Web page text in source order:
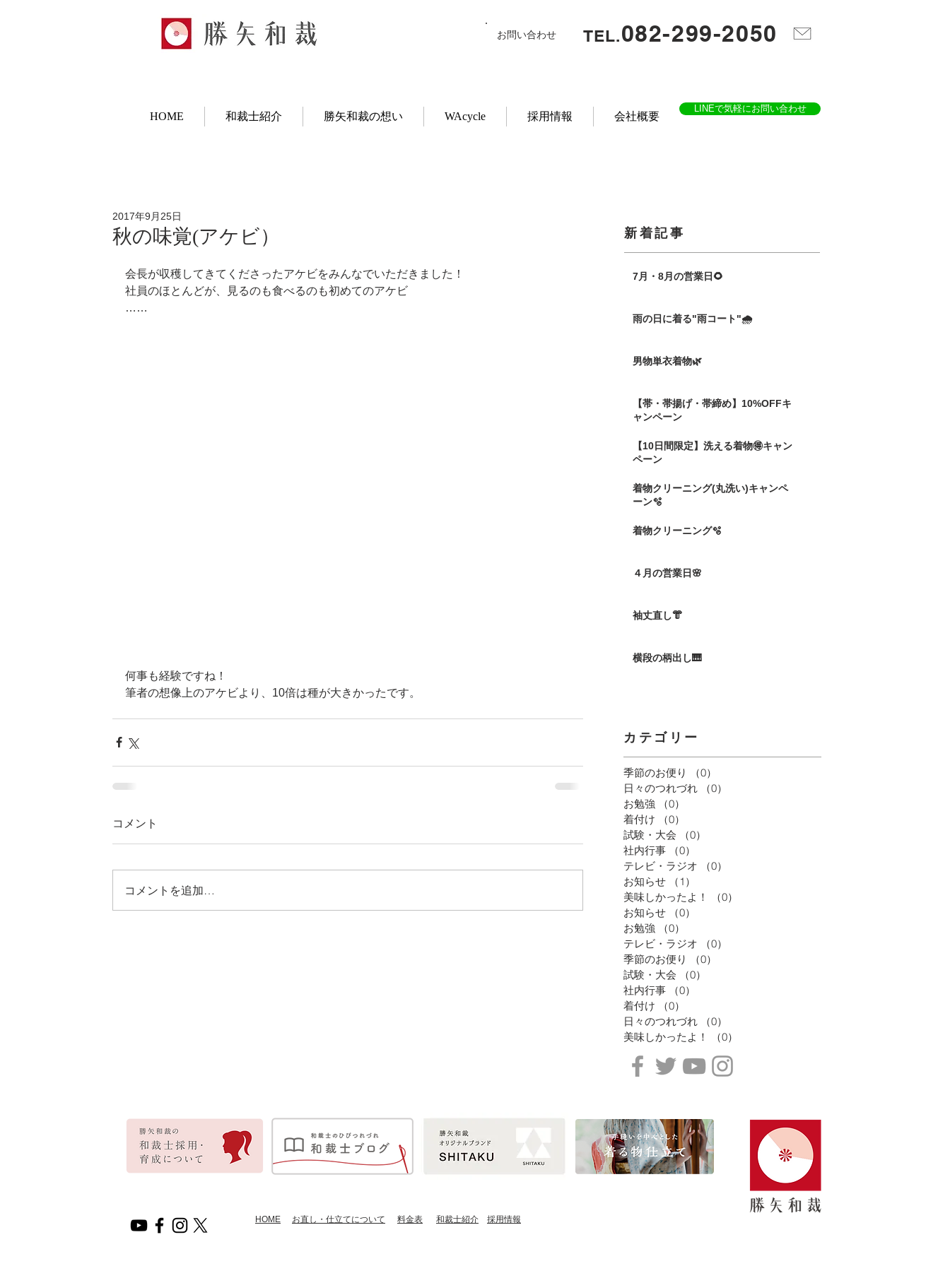
お問い合わせ TEL.082-299-2050
HOME 和裁士紹介 勝矢和裁の想い WAcycle 採用情報 会社概要
LINEで気軽にお問い合わせ
​新着記事
7月・8月の営業日🌻
雨の日に着る"雨コート"🌧️
男物単衣着物🌿
【帯・帯揚げ・帯締め】10%OFFキ
ャンペーン
【10日間限定】洗える着物🉐キャン
ペーン
着物クリーニング(丸洗い)キャンペ
ーン🫧
着物クリーニング🫧
４月の営業日🌸
袖丈直し👘
横段の柄出し🎹
カテゴリー
季節のお便り （0）
日々のつれづれ
（0）
お勉強
（0）
着付け
（0）
試験・大会
（0）
社内行事
（0）
テレビ・ラジオ
（0）
お知らせ
（1）
美味しかったよ！
（0）
お知らせ
（0）
お勉強
（0）
テレビ・ラジオ
（0）
季節のお便り
（0）
試験・大会
（0）
社内行事
（0）
着付け
（0）
日々のつれづれ
（0）
美味しかったよ！
（0）
秋の味覚(アケビ）
2017年9月25日
会長が収穫してきてくださったアケビをみんなでいただきました！
社員のほとんどが、見るのも食べるのも初めてのアケビ
……
何事も経験ですね！
筆者の想像上のアケビより、10倍は種が大きかったです。
コメント
コメントを追加…
HOME ​お直し・仕立てについて ​料金表 ​和裁士紹介 ​採用情報